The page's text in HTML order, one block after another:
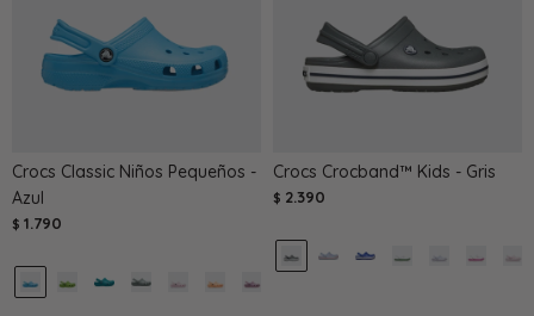
Crocs Classic Niños Pequeños -
Azul
$ 1.790
Crocs Crocband™ Kids - Gris
$ 2.390